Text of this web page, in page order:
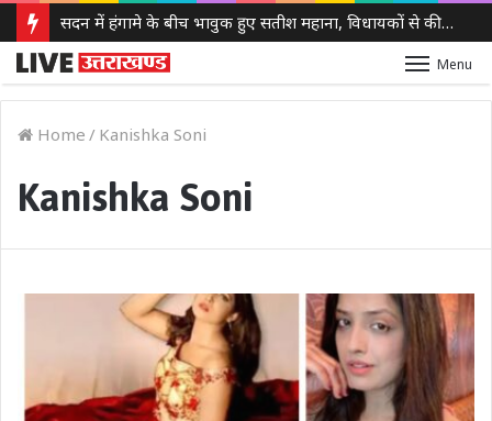
सदन में हंगामे के बीच भावुक हुए सतीश महाना, विधायकों से की मर्यादा बनाए रखने की अपील
Menu
Home / Kanishka Soni
Kanishka Soni